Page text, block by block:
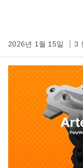
2026년 1월 15일 3